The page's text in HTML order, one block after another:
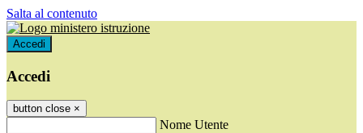
Salta al contenuto
Accedi
Accedi
button close ×
Nome Utente